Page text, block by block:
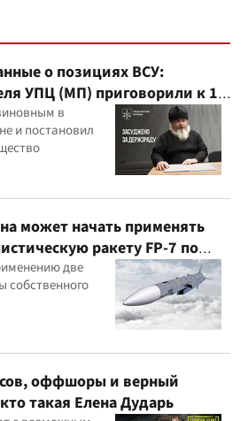
о позициях ВСУ:
УПЦ (МП) приговорили к 15
в
и постановил
может начать применять
ракету FP-7 по
две
собственного
оффшоры и верный
такая Елена Дударь